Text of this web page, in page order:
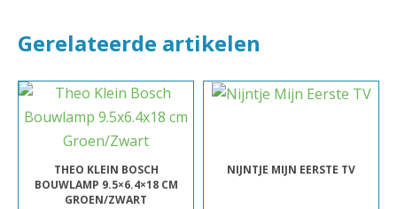
Gerelateerde artikelen
THEO KLEIN BOSCH
BOUWLAMP 9.5×6.4×18 CM
GROEN/ZWART
NIJNTJE MIJN EERSTE TV